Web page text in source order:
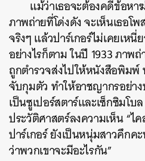
แม้ว่าเธอจะต้องคดีข้อหา
ภาพถ่ายที่โด่งดัง จะเห็นเธอโ
จริงๆ แล้วปาร์เกอร์ไม่เคยเห
อย่างไรก็ตาม ในปี 1933 ภาพ
ถูกตำรวจส่งไปให้หนังสือพิมพ์
จับกุมตัว ทำให้อาชญากรอย่าง
เป็นซูเปอร์สตาร์และเซ็กซิมโ
ประวัติศาสตร์ลงความเห็น “ไ
ปาร์เกอร์ ยังเป็นหนุ่มสาวคึกค
ว่าพวกเขาจะมีอะไรกัน”